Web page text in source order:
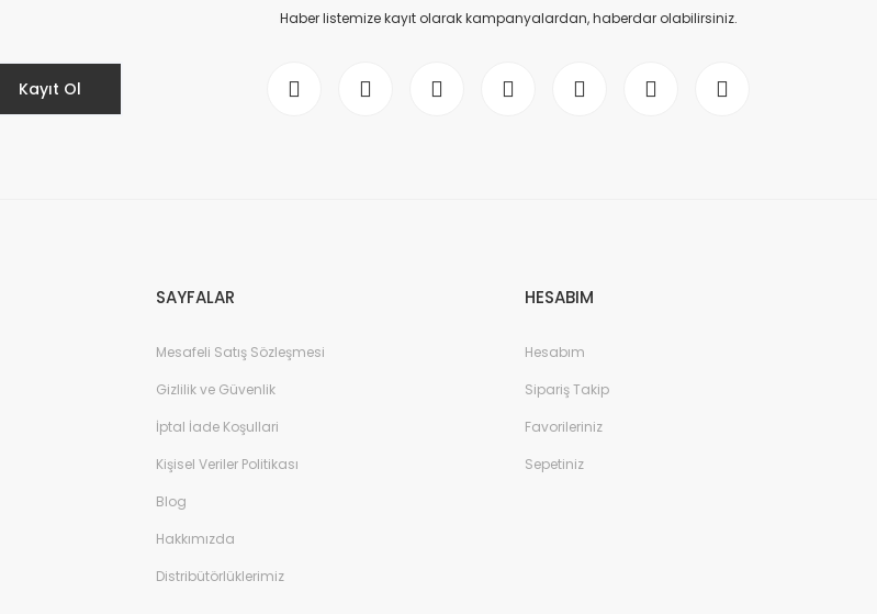
Kayıt Ol
Haber listemize kayıt olarak kampanyalardan, haberdar olabilirsiniz.
SAYFALAR
Mesafeli Satış Sözleşmesi
Gizlilik ve Güvenlik
İptal İade Koşullari
Kişisel Veriler Politikası
Blog
Hakkımızda
Distribütörlüklerimiz
HESABIM
Hesabım
Sipariş Takip
Favorileriniz
Sepetiniz